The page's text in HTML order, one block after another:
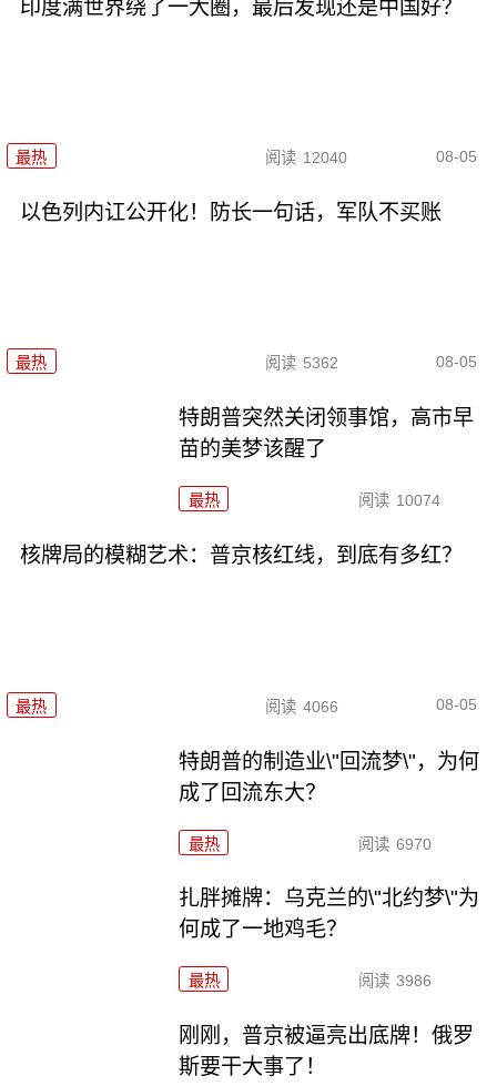
印度满世界绕了一大圈，最后发现还是中国好？
最热 阅读 12040 08-05
以色列内讧公开化！防长一句话，军队不买账
最热 阅读 5362 08-05
特朗普突然关闭领事馆，高市早
苗的美梦该醒了
最热 阅读 10074
核牌局的模糊艺术：普京核红线，到底有多红？
最热 阅读 4066 08-05
特朗普的制造业\"回流梦\"，为何
成了回流东大？
最热 阅读 6970
扎胖摊牌：乌克兰的\"北约梦\"为
何成了一地鸡毛？
最热 阅读 3986
刚刚，普京被逼亮出底牌！俄罗
斯要干大事了！